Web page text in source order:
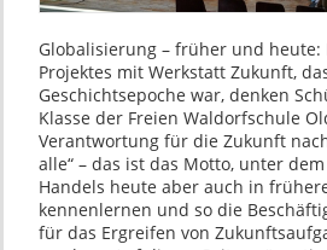
Globalisierung – früher und heute:
Projektes mit Werkstatt Zukunft,
Geschichtsepoche war, denken
Klasse der Freien Waldorfschule
Verantwortung für die Zukunft
alle“ – das ist das Motto, unter
Handels heute aber auch in
kennenlernen und so die
für das Ergreifen von